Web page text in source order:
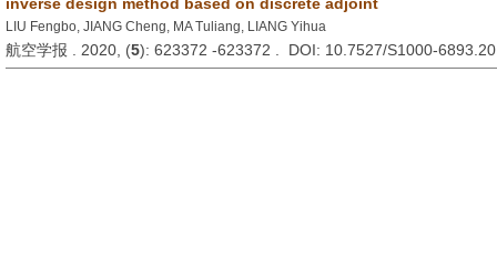
inverse design method based on discrete adjoint
LIU Fengbo, JIANG Cheng, MA Tuliang, LIANG Yihua
航空学报 . 2020, (5): 623372 -623372 . DOI: 10.7527/S1000-